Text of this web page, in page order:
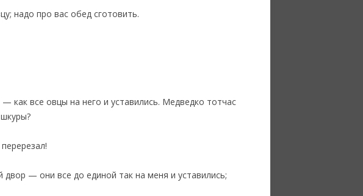
надо про вас обед сготовить.
как все овцы на него и уставились. Медведко тотчас
— они все до единой так на меня и уставились;